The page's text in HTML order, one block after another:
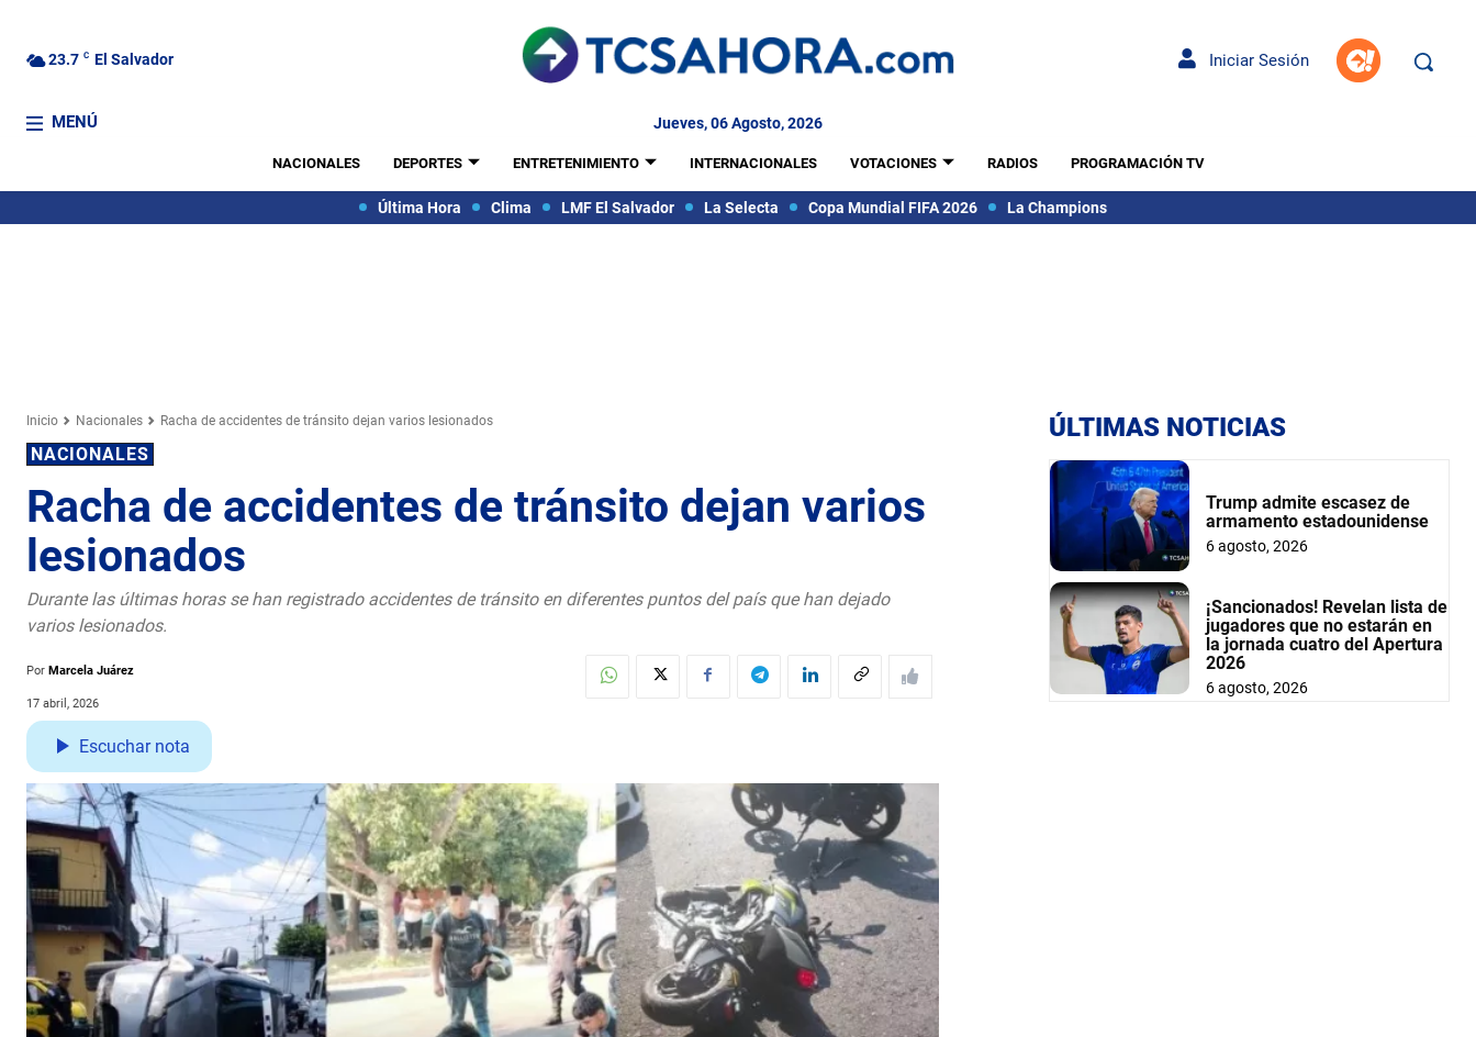
23.7 C El Salvador Iniciar Sesión
MENÚ Jueves, 06 Agosto, 2026
NACIONALES DEPORTES ENTRETENIMIENTO INTERNACIONALES VOTACIONES RADIOS PROGRAMACIÓN TV
Última Hora Clima LMF El Salvador La Selecta Copa Mundial FIFA 2026 La Champions
Inicio Nacionales Racha de accidentes de tránsito dejan varios lesionados
NACIONALES
Racha de accidentes de tránsito dejan varios
lesionados
Durante las últimas horas se han registrado accidentes de tránsito en diferentes puntos del país que han dejado
varios lesionados.
Por Marcela Juárez
17 abril, 2026
Escuchar nota
ÚLTIMAS NOTICIAS
Trump admite escasez de
armamento estadounidense
6 agosto, 2026
¡Sancionados! Revelan lista de
jugadores que no estarán en
la jornada cuatro del Apertura
2026
6 agosto, 2026